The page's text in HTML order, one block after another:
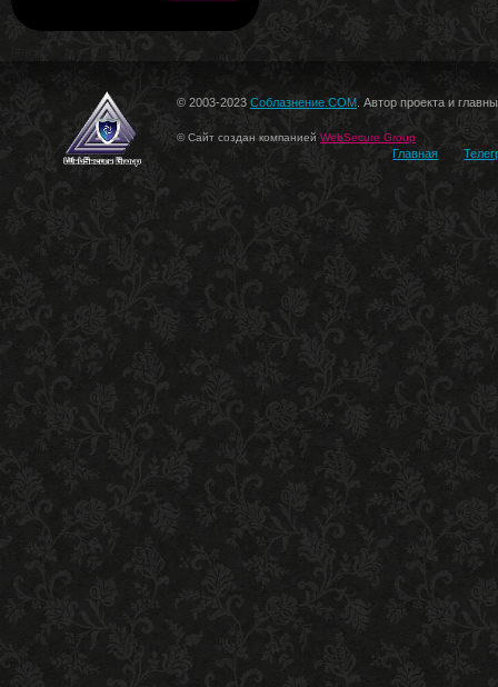
© 2003-2023 Соблазнение.COM . Автор проекта и
© Сайт создан компанией WebSecure Group
Главная